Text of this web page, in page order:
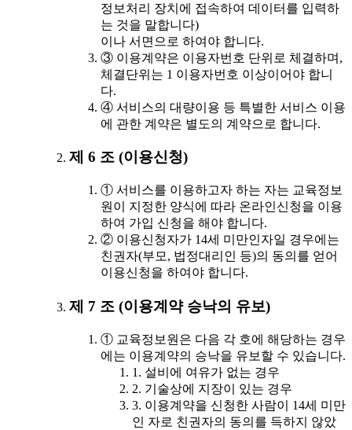
정보처리 장치에 접속하여 데이터를 입력하
는 것을 말합니다)
이나 서면으로 하여야 합니다.
③ 이용계약은 이용자번호 단위로 체결하며,
체결단위는 1 이용자번호 이상이어야 합니
다.
④ 서비스의 대량이용 등 특별한 서비스 이용
에 관한 계약은 별도의 계약으로 합니다.
제 6 조 (이용신청)
① 서비스를 이용하고자 하는 자는 교육정보
원이 지정한 양식에 따라 온라인신청을 이용
하여 가입 신청을 해야 합니다.
② 이용신청자가 14세 미만인자일 경우에는
친권자(부모, 법정대리인 등)의 동의를 얻어
이용신청을 하여야 합니다.
제 7 조 (이용계약 승낙의 유보)
① 교육정보원은 다음 각 호에 해당하는 경우
에는 이용계약의 승낙을 유보할 수 있습니다.
1. 설비에 여유가 없는 경우
2. 기술상에 지장이 있는 경우
3. 이용계약을 신청한 사람이 14세 미만
인 자로 친권자의 동의를 득하지 않았